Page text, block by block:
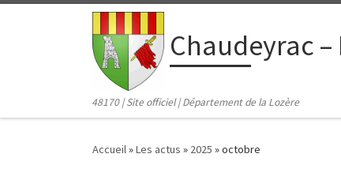
Passer au contenu
Chaudeyrac –
48170 | Site officiel | Département de la Lozère
Accueil»Les actus » 2025 »octobre